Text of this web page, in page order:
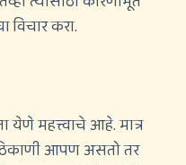
करा.
येणे महत्त्वाचे आहे. मात्र
ठिकाणी आपण असतो तर